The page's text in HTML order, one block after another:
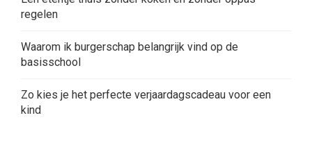
regelen
Waarom ik burgerschap belangrijk vind op de
basisschool
Zo kies je het perfecte verjaardagscadeau voor een
kind